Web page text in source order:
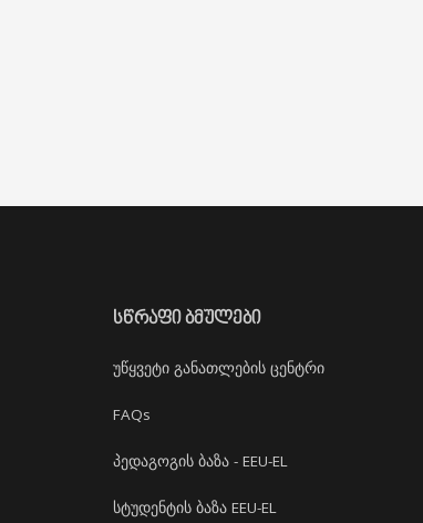
ᲡᲬᲠᲐᲤᲘ ᲑᲛᲣᲚᲔᲑᲘ
უწყვეტი განათლების ცენტრი
FAQs
პედაგოგის ბაზა - EEU-EL
სტუდენტის ბაზა EEU-EL